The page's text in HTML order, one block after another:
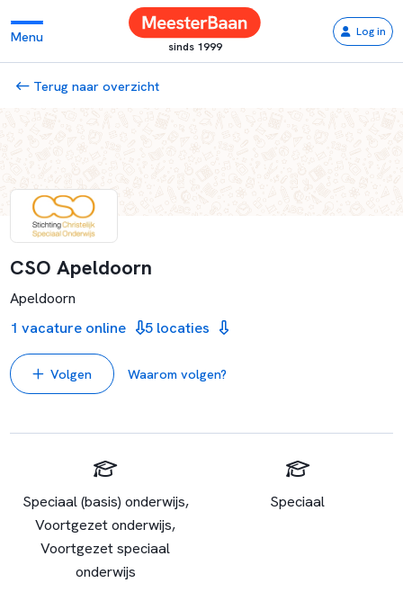
Menu
sinds 1999
Log in
Terug naar overzicht
CSO Apeldoorn
Apeldoorn
1 vacature online
5 locaties
Volgen Waarom volgen?
Speciaal (basis) onderwijs,
Voortgezet onderwijs,
Voortgezet speciaal
onderwijs
Speciaal